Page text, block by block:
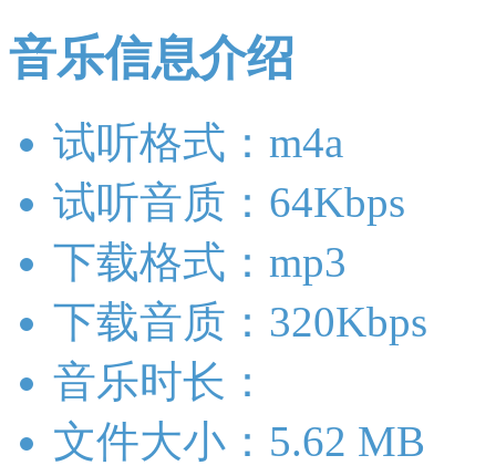
音乐信息介绍
试听格式：m4a
试听音质：64Kbps
下载格式：mp3
下载音质：320Kbps
音乐时长：
文件大小：5.62 MB